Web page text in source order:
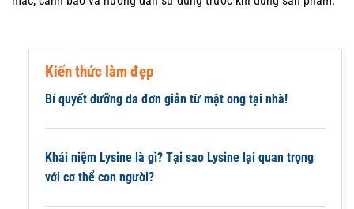
Kiến thức làm đẹp
Bí quyết dưỡng da đơn giản từ mật ong tại nhà!
Khái niệm Lysine là gì? Tại sao Lysine lại quan trọng
với cơ thể con người?